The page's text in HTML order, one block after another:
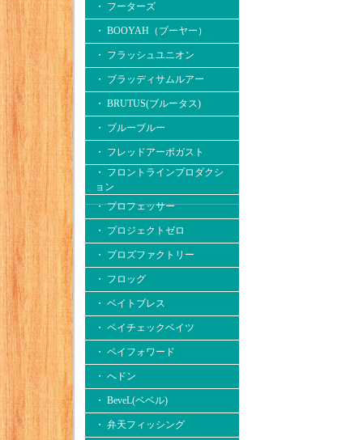
・ フーターズ
・ BOOYAH（ブーヤー）
・ フラッシュユニオン
・ ブラッディサムルアー
・ BRUTUS(ブルータス)
・ ブルーブルー
・ フレッドアーボガスト
・ フロントラインプロダクシ
ョン
・ プロフェッサー
・ プロジェクトゼロ
・ プロズファクトリー
・ フロッグ
・ ベイトブレス
・ ペイチェックベイツ
・ ペイフォワード
・ へドン
・ BeveL(ベベル)
・ 弁天フィッシング